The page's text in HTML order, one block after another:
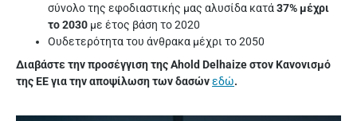
σύνολο της εφοδιαστικής μας αλυσίδα κατά37% μέχρι
το 2030 με έτος βάση το 2020
Ουδετερότητα του άνθρακα μέχρι το 2050
Διαβάστε την προσέγγιση της Ahold Delhaize στον Κανονισμό
της ΕΕ για την αποψίλωση των δασώνεδώ.